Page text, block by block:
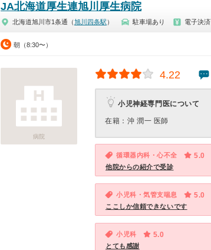
JA北海道厚生連旭川厚生病院
北海道旭川市1条通（旭川四条駅 ） 駐車場あり 電子決
朝（8:30〜）
病院
4.22
小児神経専門医について
在籍：沖 潤一 医師
循環器内科・心不全 5.0
他院からの紹介で受診
小児科・気管支喘息 5.0
ここしか信頼できないです
小児科 5.0
とても感謝